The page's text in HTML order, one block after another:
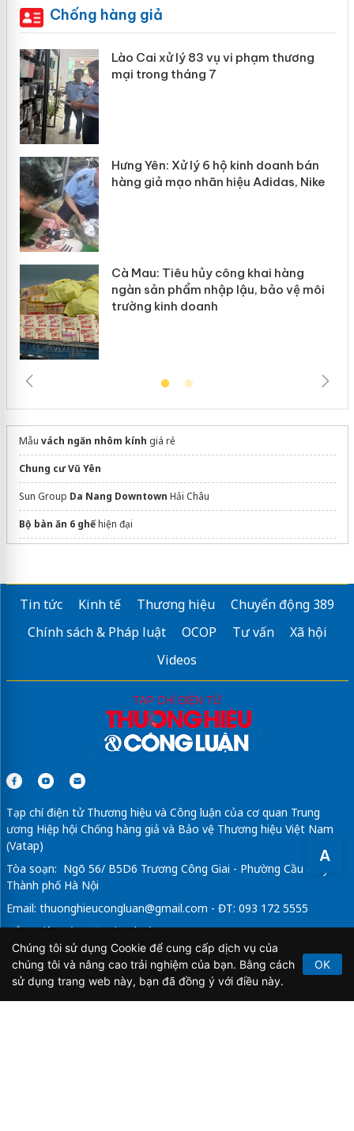
A
Chống hàng giả
Lào Cai xử lý 83 vụ vi phạm thương
mại trong tháng 7
Hưng Yên: Xử lý 6 hộ kinh doanh bán
hàng giả mạo nhãn hiệu Adidas, Nike
Cà Mau: Tiêu hủy công khai hàng
ngàn sản phẩm nhập lậu, bảo vệ môi
trường kinh doanh
Mẫu vách ngăn nhôm kính giá rẻ
Chung cư Vũ Yên
Sun Group Da Nang Downtown Hải Châu
Bộ bàn ăn 6 ghếhiện đại
Thông tin chi tiết dự án The MegapolisThủ Thiêm
bán chung cư thanh hà
dán phim cách nhiệt ô tô
Tin tức Kinh tế Thương hiệu
Chuyển động 389
Chính sách & Pháp luật
OCOP Tư vấn
Xã hội
Videos
Tạp chí điện tử Thương hiệu và Công luận của cơ quan Trung
ương Hiệp hội Chống hàng giả và Bảo vệ Thương hiệu Việt Nam
(Vatap)
Tòa soạn: Ngõ 56/ B5D6 Trương Công Giai - Phường Cầu Giấy -
Thành phố Hà Nội
Email: thuonghieucongluan@gmail.com - ĐT: 093 172 5555
Tổng Biên Tập: Vũ Đức Thuận
Giấy phép hoạt động báo chí điện tử số 64/GP-BTTTT do Bộ
Thông tin và Truyền thông cấp ngày 21/2/2020.
Chúng tôi sử dụng Cookie để cung cấp dịch vụ của
chúng tôi và nâng cao trải nghiệm của bạn. Bằng cách
sử dụng trang web này, bạn đã đồng ý với điều này.
OK